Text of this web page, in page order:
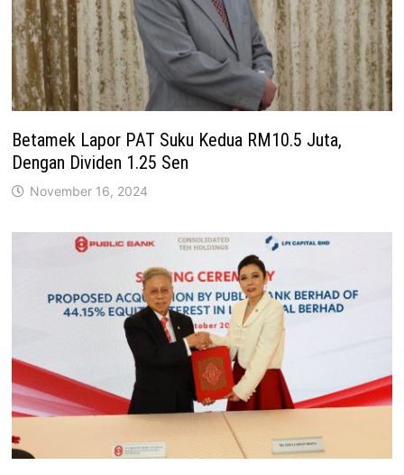
Betamek Lapor PAT Suku Kedua RM10.5 Juta,
Dengan Dividen 1.25 Sen
November 16, 2024